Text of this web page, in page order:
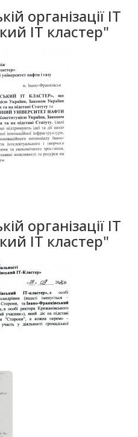
організації ІТ
ІТ кластер"
організації ІТ
ІТ кластер"